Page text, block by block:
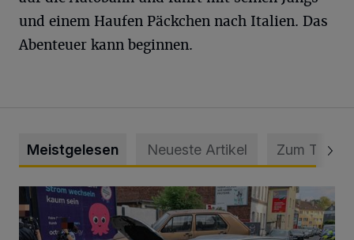
und einem Haufen Päckchen nach Italien. Das
Abenteuer kann beginnen.
Meistgelesen Neueste Artikel Zum Thema
Schwerer Unfall mit 2,48 Promille